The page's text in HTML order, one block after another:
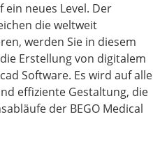
neues Level. Der
die weltweit
werden Sie in diesem
Erstellung von digitalem
Software. Es wird auf alle
effiziente Gestaltung, die
der BEGO Medical